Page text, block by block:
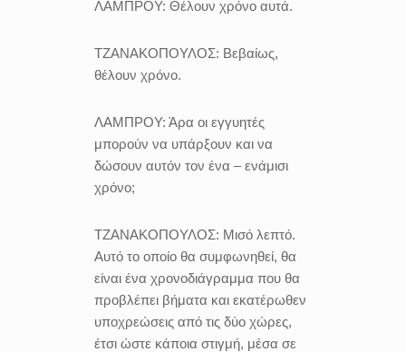
ΛΑΜΠΡΟΥ: Θέλουν χρόνο αυτά.
ΤΖΑΝΑΚΟΠΟΥΛΟΣ: Βεβαίως,
θέλουν χρόνο.
ΛΑΜΠΡΟΥ: Άρα οι εγγυητές
μπορούν να υπάρξουν και να
δώσουν αυτόν τον ένα – ενάμισι
χρόνο;
ΤΖΑΝΑΚΟΠΟΥΛΟΣ: Μισό λεπτό.
Αυτό το οποίο θα συμφωνηθεί, θα
είναι ένα χρονοδιάγραμμα που θα
προβλέπει βήματα και εκατέρωθεν
υποχρεώσεις από τις δύο χώρες,
έτσι ώστε κάποια στιγμή, μέσα σε